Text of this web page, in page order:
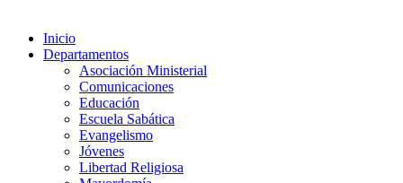
Inicio
Departamentos
Asociación Ministerial
Comunicaciones
Educación
Escuela Sabática
Evangelismo
Jóvenes
Libertad Religiosa